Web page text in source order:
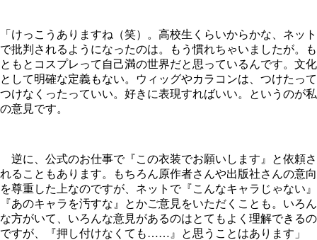
「けっこうありますね（笑）。高校生くらいからかな、ネット
で批判されるようになったのは。もう慣れちゃいましたが。も
ともとコスプレって自己満の世界だと思っているんです。文化
として明確な定義もない。ウィッグやカラコンは、つけたって
つけなくったっていい。好きに表現すればいい。というのが私
の意見です。
逆に、公式のお仕事で『この衣装でお願いします』と依頼さ
れることもあります。もちろん原作者さんや出版社さんの意向
を尊重した上なのですが、ネットで『こんなキャラじゃない』
『あのキャラを汚すな』とかご意見をいただくことも。いろん
な方がいて、いろんな意見があるのはとてもよく理解できるの
ですが、『押し付けなくても……』と思うことはあります」